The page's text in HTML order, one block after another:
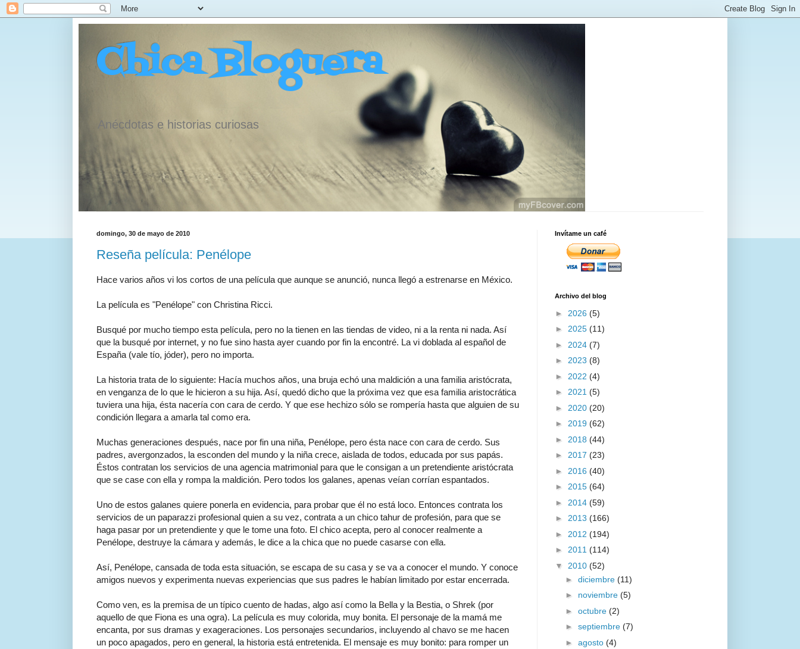
Chica Bloguera
Anécdotas e historias curiosas
domingo, 30 de mayo de 2010
Reseña película: Penélope
Hace varios años vi los cortos de una película que aunque se anunció, nunca llegó a estrenarse en México.
La película es "Penélope" con Christina Ricci.
Busqué por mucho tiempo esta película, pero no la tienen en las tiendas de video, ni a la renta ni nada. Así
que la busqué por internet, y no fue sino hasta ayer cuando por fin la encontré. La vi doblada al español de
España (vale tío, jóder), pero no importa.
La historia trata de lo siguiente: Hacía muchos años, una bruja echó una maldición a una familia aristócrata,
en venganza de lo que le hicieron a su hija. Así, quedó dicho que la próxima vez que esa familia aristocrática
tuviera una hija, ésta nacería con cara de cerdo. Y que ese hechizo sólo se rompería hasta que alguien de su
condición llegara a amarla tal como era.
Muchas generaciones después, nace por fin una niña, Penélope, pero ésta nace con cara de cerdo. Sus
padres, avergonzados, la esconden del mundo y la niña crece, aislada de todos, educada por sus papás.
Éstos contratan los servicios de una agencia matrimonial para que le consigan a un pretendiente aristócrata
que se case con ella y rompa la maldición. Pero todos los galanes, apenas veían corrían espantados.
Uno de estos galanes quiere ponerla en evidencia, para probar que él no está loco. Entonces contrata los
servicios de un paparazzi profesional quien a su vez, contrata a un chico tahur de profesión, para que se
haga pasar por un pretendiente y que le tome una foto. El chico acepta, pero al conocer realmente a
Penélope, destruye la cámara y además, le dice a la chica que no puede casarse con ella.
Así, Penélope, cansada de toda esta situación, se escapa de su casa y se va a conocer el mundo. Y conoce
amigos nuevos y experimenta nuevas experiencias que sus padres le habían limitado por estar encerrada.
Como ven, es la premisa de un típico cuento de hadas, algo así como la Bella y la Bestia, o Shrek (por
aquello de que Fiona es una ogra). La película es muy colorida, muy bonita. El personaje de la mamá me
encanta, por sus dramas y exageraciones. Los personajes secundarios, incluyendo al chavo se me hacen
un poco apagados, pero en general, la historia está entretenida. El mensaje es muy bonito: para romper un
Invítame un café
Archivo del blog
► 2026 (5)
► 2025 (11)
► 2024 (7)
► 2023 (8)
► 2022 (4)
► 2021 (5)
► 2020 (20)
► 2019 (62)
► 2018 (44)
► 2017 (23)
► 2016 (40)
► 2015 (64)
► 2014 (59)
► 2013 (166)
► 2012 (194)
► 2011 (114)
▼ 2010 (52)
► diciembre (11)
► noviembre (5)
► octubre (2)
► septiembre (7)
► agosto (4)